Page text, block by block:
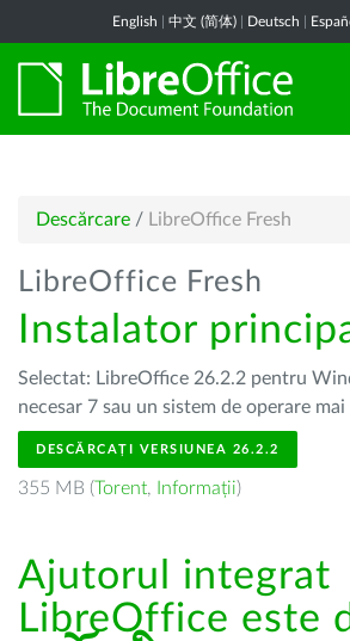
English 中文 (简体) Deutsch
Descărcare / LibreOffice Fresh
LibreOffice Fresh
Instalator
Selectat: LibreOffice 26.2.2 pentru
necesar 7 sau un sistem de operare
DESCĂRCAȚI VERSIUNEA 26.2.2
355 MB (Torent, Informații)
Ajutorul integrat
LibreOffice este